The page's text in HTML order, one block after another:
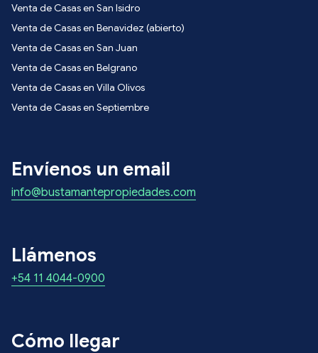
Venta de Casas en San Isidro
Venta de Casas en Benavidez (abierto)
Venta de Casas en San Juan
Venta de Casas en Belgrano
Venta de Casas en Villa Olivos
Venta de Casas en Septiembre
Envíenos un email
info@bustamantepropiedades.com
Llámenos
+54 11 4044-0900
Cómo llegar